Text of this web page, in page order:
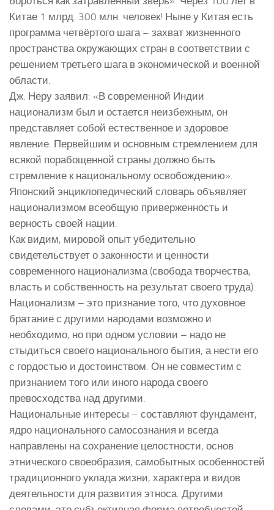
Китае 1 млрд. 300 млн. человек! Ныне у Китая есть
программа четвёртого шага – захват жизненного
пространства окружающих стран в соответствии с
решением третьего шага в экономической и военной
области.
Дж. Неру заявил: «В современной Индии
национализм был и остается неизбежным, он
представляет собой естественное и здоровое
явление. Первейшим и основным стремлением для
всякой порабощенной страны должно быть
стремление к национальному освобождению».
Японский энциклопедический словарь объявляет
национализмом всеобщую приверженность и
верность своей нации.
Как видим, мировой опыт убедительно
свидетельствует о законности и ценности
современного национализма (свобода творчества,
власть и собственность на результат своего труда).
Национализм – это признание того, что духовное
братание с другими народами возможно и
необходимо, но при одном условии – надо не
стыдиться своего национального бытия, а нести его
с гордостью и достоинством. Он не совместим с
признанием того или иного народа своего
превосходства над другими.
Национальные интересы – составляют фундамент,
ядро национального самосознания и всегда
направлены на сохранение целостности, основ
этнического своеобразия, самобытных особенностей
традиционного уклада жизни, характера и видов
деятельности для развития этноса. Другими